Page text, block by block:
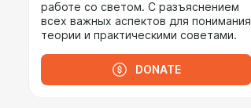
работе со светом. С разъяснением
всех важных аспектов для понимания
теории и практическими советами.
DONATE